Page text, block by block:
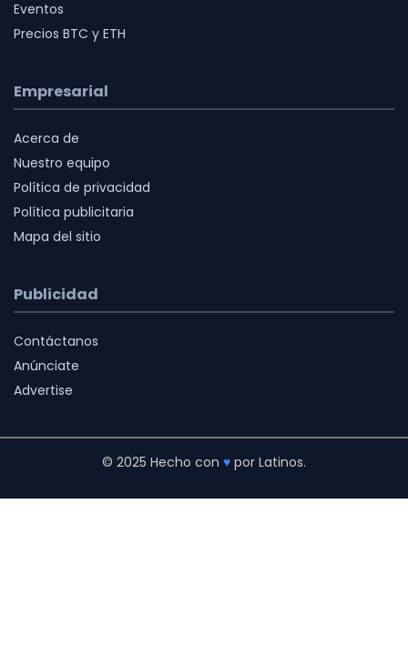
Eventos
Precios BTC y ETH
Empresarial
Acerca de
Nuestro equipo
Política de privacidad
Política publicitaria
Mapa del sitio
Publicidad
Contáctanos
Anúnciate
Advertise
© 2025 Hecho con ♥ por Latinos.